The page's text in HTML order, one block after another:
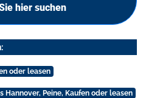
hier suchen
oder leasen
Hannover, Peine, Kaufen oder leasen